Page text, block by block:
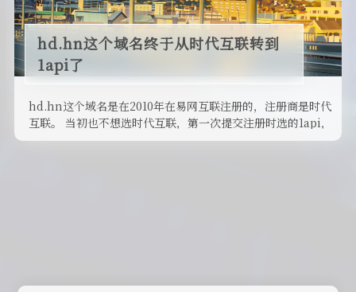
hd.hn这个域名终于从时代互联转到
1api了
hd.hn这个域名是在2010年在易网互联注册的，注册商是时代
互联。 当初也不想选时代互联，第一次提交注册时选的1api，
但是一直 …